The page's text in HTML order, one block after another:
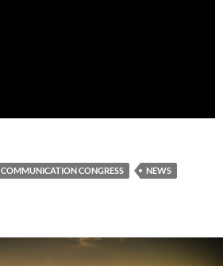
CONGRESS
NEWS